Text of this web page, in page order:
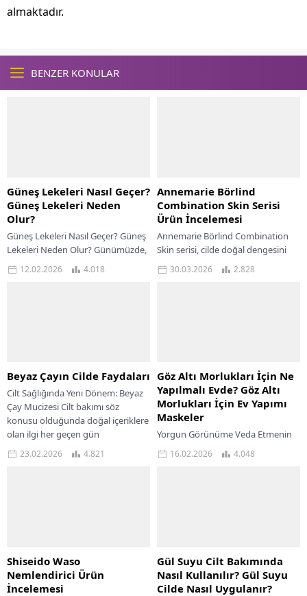
almaktadır.
BENZER KONULAR
Güneş Lekeleri Nasıl Geçer?
Güneş Lekeleri Neden
Olur?
Güneş Lekeleri Nasıl Geçer? Güneş
Lekeleri Neden Olur? Günümüzde,
cilt bakımı sadece estetik bir ihtiyaç
olmaktan çıkmış, sağlığımızın da
12.02.2026 4.018
Annemarie Börlind
Combination Skin Serisi
Ürün İncelemesi
Annemarie Börlind Combination
Skin serisi, cilde doğal dengesini
kazandırıyor, yeniden
yapılandırıyor. Bu seri, karma
30.03.2026 2.828
Beyaz Çayın Cilde Faydaları
Cilt Sağlığında Yeni Dönem: Beyaz
Çay Mucizesi Cilt bakımı söz
konusu olduğunda doğal içeriklere
olan ilgi her geçen gün
artmaktadır....
23.02.2026 4.821
Göz Altı Morlukları İçin Ne
Yapılmalı Evde? Göz Altı
Morlukları İçin Ev Yapımı
Maskeler
Yorgun Görünüme Veda Etmenin
Doğal ve Etkili Yolları Göz altı
morlukları, hem kadınlarda hem
16.02.2026 4.048
Shiseido Waso
Nemlendirici Ürün
İncelemesi
Gül Suyu Cilt Bakımında
Nasıl Kullanılır? Gül Suyu
Cilde Nasıl Uygulanır?